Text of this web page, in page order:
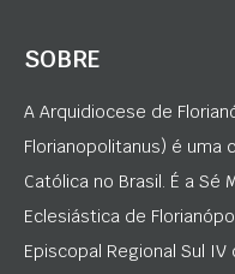
SOBRE
A Arquidiocese de
Florianopolitanus) é uma
Católica no Brasil. É a
Eclesiástica de
Episcopal Regional Sul